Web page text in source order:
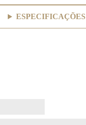
ESPECIFICAÇÕES